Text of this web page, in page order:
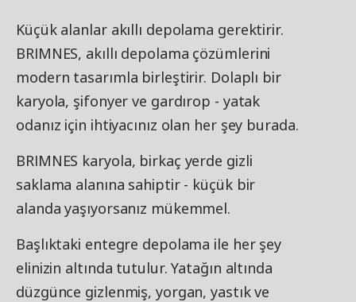
Küçük alanlar akıllı depolama gerektirir.
BRIMNES, akıllı depolama çözümlerini
modern tasarımla birleştirir. Dolaplı bir
karyola, şifonyer ve gardırop - yatak
odanız için ihtiyacınız olan her şey burada.
BRIMNES karyola, birkaç yerde gizli
saklama alanına sahiptir - küçük bir
alanda yaşıyorsanız mükemmel.
Başlıktaki entegre depolama ile her şey
elinizin altında tutulur. Yatağın altında
düzgünce gizlenmiş, yorgan, yastık ve